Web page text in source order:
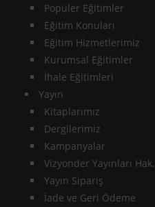
Popüler Eğitimler
Eğitim Konuları
Eğitim Hizmetlerimiz
Kurumsal Eğitimler
İhale Eğitimleri
Yayın
Kitaplarımız
Dergilerimiz
Kampanyalar
Vizyonder Yayınları Hak.
Yayın Sipariş
İade ve Geri Ödeme